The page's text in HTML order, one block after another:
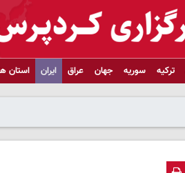
ترکیه سوریه جهان عراق ایران استان